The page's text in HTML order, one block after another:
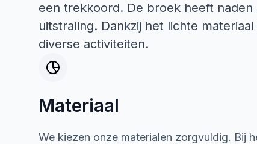
een trekkoord. De broek heeft
uitstraling. Dankzij het lichte
diverse activiteiten.
Materiaal
We kiezen onze materialen zorgvuldig. Bij